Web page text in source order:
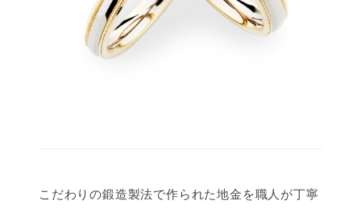
こだわりの鍛造製法で作られた地金を職人が丁寧